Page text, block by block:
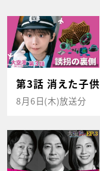
第3話 消えた子
8月6日(木)放送分